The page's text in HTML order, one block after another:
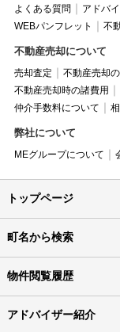
よくある質問
アドバ
WEBパンフレット
不
不動産売却について
売却査定 不動産売却
不動産売却時の諸費用
仲介手数料について
弊社について
MEグループについて
トップページ
町名から検索
物件閲覧履歴
アドバイザー紹介